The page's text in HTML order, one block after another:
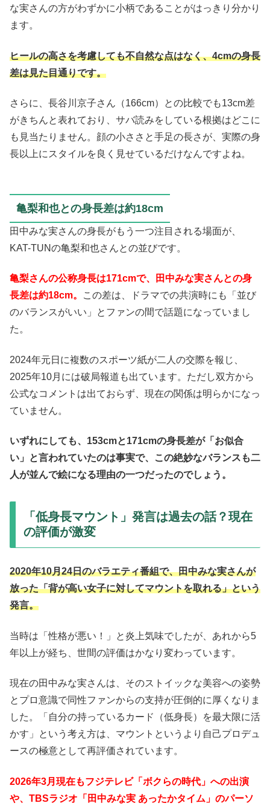
な実さんの方がわずかに小柄であることがはっきり分かり
ます。
ヒールの高さを考慮しても不自然な点はなく、4cmの身長
差は見た目通りです。
さらに、長谷川京子さん（166cm）との比較でも13cm差
がきちんと表れており、サバ読みをしている根拠はどこに
も見当たりません。顔の小ささと手足の長さが、実際の身
長以上にスタイルを良く見せているだけなんですよね。
亀梨和也との身長差は約18cm
田中みな実さんの身長がもう一つ注目される場面が、
KAT-TUNの亀梨和也さんとの並びです。
亀梨さんの公称身長は171cmで、田中みな実さんとの身
長差は約18cm。
この差は、ドラマでの共演時にも「並び
のバランスがいい」とファンの間で話題になっていまし
た。
2024年元日に複数のスポーツ紙が二人の交際を報じ、
2025年10月には破局報道も出ています。ただし双方から
公式なコメントは出ておらず、現在の関係は明らかになっ
ていません。
いずれにしても、153cmと171cmの身長差が「お似合
い」と言われていたのは事実で、この絶妙なバランスも二
人が並んで絵になる理由の一つだったのでしょう。
「低身長マウント」発言は過去の話？現在
の評価が激変
2020年10月24日のバラエティ番組で、田中みな実さんが
放った「背が高い女子に対してマウントを取れる」という
発言。
当時は「性格が悪い！」と炎上気味でしたが、あれから5
年以上が経ち、世間の評価はかなり変わっています。
現在の田中みな実さんは、そのストイックな美容への姿勢
とプロ意識で同性ファンからの支持が圧倒的に厚くなりま
した。「自分の持っているカード（低身長）を最大限に活
かす」という考え方は、マウントというより自己プロデュ
ースの極意として再評価されています。
2026年3月現在もフジテレビ「ボクらの時代」への出演
や、TBSラジオ「田中みな実 あったかタイム」のパーソ